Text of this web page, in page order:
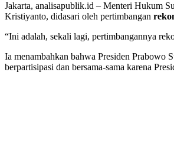
Jakarta, analisapublik.id – Menteri Hukum
Kristiyanto, didasari oleh pertimbangan
“Ini adalah, sekali lagi, pertimbangannya
Ia menambahkan bahwa Presiden Prabowo
berpartisipasi dan bersama-sama karena